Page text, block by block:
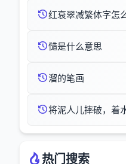
红衰翠减繁体字怎
慥是什么意思
溜的笔画
将泥人儿摔破，着
热门搜索